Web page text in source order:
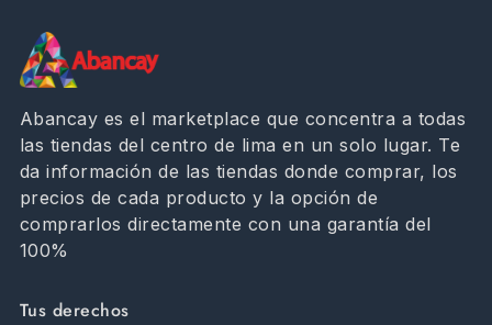
Abancay es el marketplace que concentra a todas
las tiendas del centro de lima en un solo lugar. Te
da información de las tiendas donde comprar, los
precios de cada producto y la opción de
comprarlos directamente con una garantía del
100%
Tus derechos